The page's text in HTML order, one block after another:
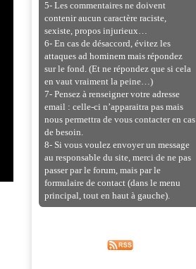
5- Les commentaires ne doivent
contenir aucun caractère raciste,
sexiste, propos injurieux…
6- En cas de désaccord, évitez les
attaques ad hominem mais répondez
sur le fond. (Et ne répondez que si cela
en vaut vraiment la peine…)
7- Pensez à renseigner votre adresse
email : celle-ci n’apparaitra pas mais
nous permettra de vous contacter en cas
de besoin.
8- Si vous voulez envoyer un message
au responsable du site, merci de ne pas
passer par le forum, mais par le
formulaire de contact (dans le menu
principal, tout en haut à gauche).